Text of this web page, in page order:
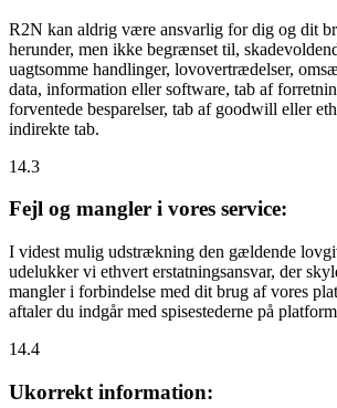
R2N kan aldrig være ansvarlig for dig og dit
herunder, men ikke begrænset til,
uagtsomme handlinger, lovovertrædelser,
data, information eller software, tab af
forventede besparelser, tab af goodwill eller
indirekte tab.
14.3
Fejl og mangler i vores service:
I videst mulig udstrækning den gældende
udelukker vi ethvert erstatningsansvar, der
mangler i forbindelse med dit brug af vores
aftaler du indgår med spisestederne på
14.4
Ukorrekt information: